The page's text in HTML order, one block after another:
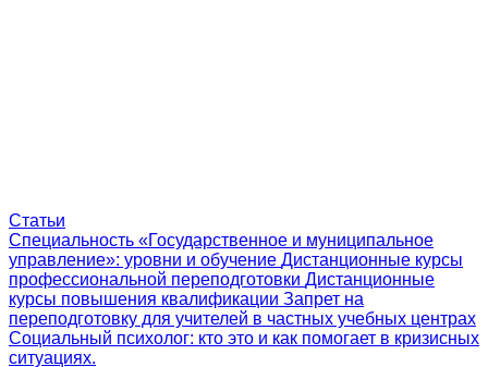
Статьи
Специальность «Государственное и муниципальное
управление»: уровни и обучение Дистанционные курсы
профессиональной переподготовки Дистанционные
курсы повышения квалификации Запрет на
переподготовку для учителей в частных учебных центрах
Социальный психолог: кто это и как помогает в кризисных
ситуациях.